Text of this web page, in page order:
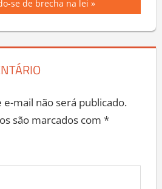
se de brecha na lei
mail não será publicado.
são marcados com *